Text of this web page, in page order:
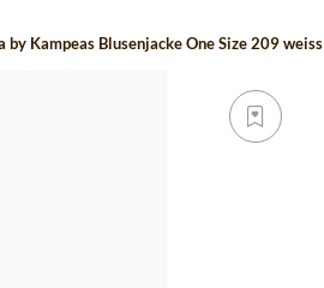
by Kampeas Blusenjacke One Size 209 weiss